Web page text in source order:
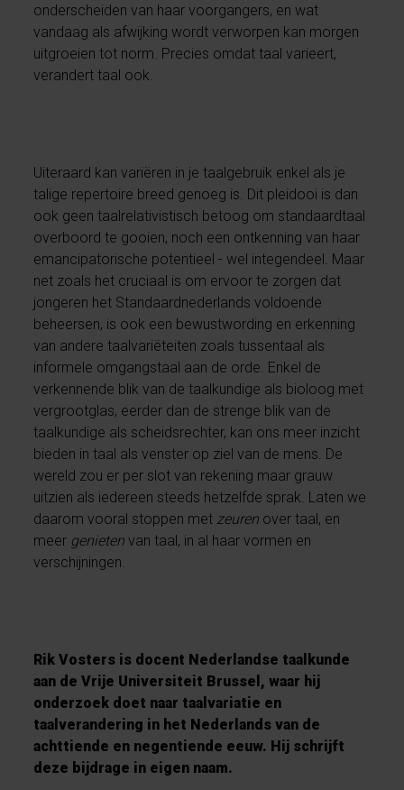
onderscheiden van haar voorgangers, en wat
vandaag als afwijking wordt verworpen kan morgen
uitgroeien tot norm. Precies omdat taal varieert,
verandert taal ook.
Uiteraard kan variëren in je taalgebruik enkel als je
talige repertoire breed genoeg is. Dit pleidooi is dan
ook geen taalrelativistisch betoog om standaardtaal
overboord te gooien, noch een ontkenning van haar
emancipatorische potentieel - wel integendeel. Maar
net zoals het cruciaal is om ervoor te zorgen dat
jongeren het Standaardnederlands voldoende
beheersen, is ook een bewustwording en erkenning
van andere taalvariëteiten zoals tussentaal als
informele omgangstaal aan de orde. Enkel de
verkennende blik van de taalkundige als bioloog met
vergrootglas, eerder dan de strenge blik van de
taalkundige als scheidsrechter, kan ons meer inzicht
bieden in taal als venster op ziel van de mens. De
wereld zou er per slot van rekening maar grauw
uitzien als iedereen steeds hetzelfde sprak. Laten we
daarom vooral stoppen met zeuren over taal, en
meer genieten van taal, in al haar vormen en
verschijningen.
Rik Vosters is docent Nederlandse taalkunde
aan de Vrije Universiteit Brussel, waar hij
onderzoek doet naar taalvariatie en
taalverandering in het Nederlands van de
achttiende en negentiende eeuw. Hij schrijft
deze bijdrage in eigen naam.